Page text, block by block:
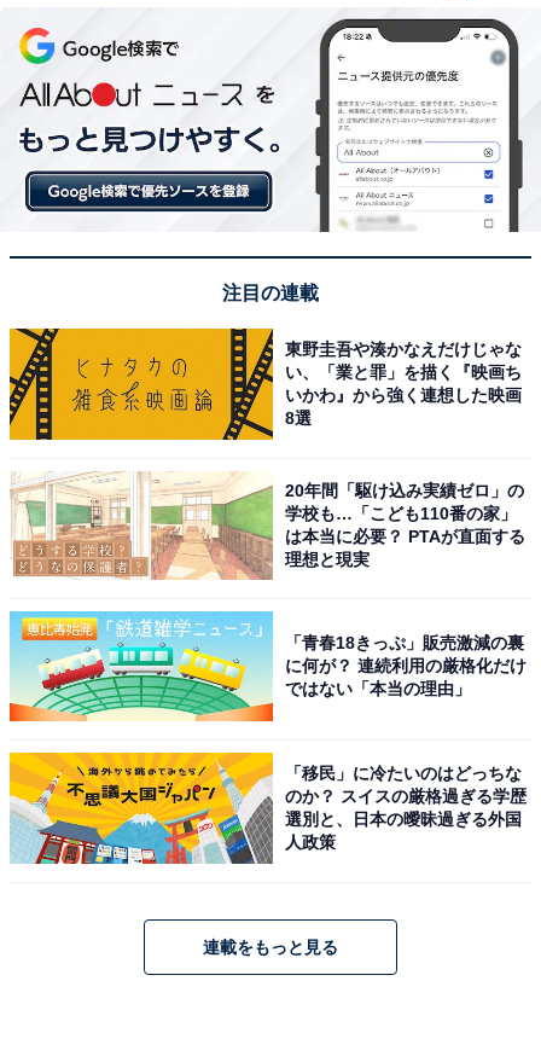
「下世話な話になるが……」30歳男性が実家暮ら
しで苦労していること
現在、実家暮らしを選んでいる理由は「職場が豊田市で
往復で40キロほどになるが、月々の生活費等々を考える
と 実家から出勤したほうがガソリン代+αで済み安上がり
なため」なのだそうです。職場へのアクセスは、やはり
実家暮らしを選ぶ大きな理由になりますね。
一方で、実家暮らしで苦労しているのは「下世話な話に
なるが、性処理の玩具を購入し使用したあとの清掃に苦
労している。 また、両親がネット関係に疎いためそのあ
のこと。パーソナルスペースの問題や、家族のインター
ネットの手続きなどに時間を取られることが苦労を感じ
注目の連載
東野圭吾や湊かなえだけじゃな
い、「業と罪」を描く『映画ち
いかわ』から強く連想した映画
8選
20年間「駆け込み実績ゼロ」の
学校も…「こども110番の家」
は本当に必要？ PTAが直面する
理想と現実
「青春18きっぷ」販売激減の裏
に何が？ 連続利用の厳格化だけ
ではない「本当の理由」
「移民」に冷たいのはどっちな
のか？ スイスの厳格過ぎる学歴
選別と、日本の曖昧過ぎる外国
人政策
連載をもっと見る